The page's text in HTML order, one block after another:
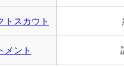
トスカウト
メント